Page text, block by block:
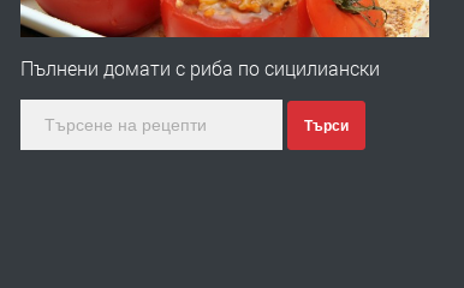
Пълнени домати с риба по сицилиански
Търси